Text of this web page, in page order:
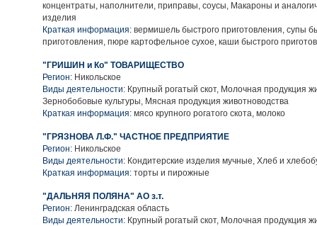
концентраты, наполнители, приправы, соусы, Макароны и
изделия
Краткая информация: вермишель быстрого приготовления, супы
приготовления, пюре картофельное сухое, каши быстрого
"ГРИШИН и Ко" ТОВАРИЩЕСТВО
Регион: Никольское
Виды деятельности: Крупный рогатый скот, Молочная продукция
Зернобобовые культуры, Мясная продукция животноводства
Краткая информация: мясо крупного рогатого скота, молоко
"ГРЯЗНОВА Л.Ф." ЧАСТНОЕ ПРЕДПРИЯТИЕ
Регион: Никольское
Виды деятельности: Кондитерские изделия мучные, Хлеб и
Краткая информация: торты и пирожные
"ДАЛЬНЯЯ ПОЛЯНА" АО з.т.
Регион: Ленинградская область
Виды деятельности: Крупный рогатый скот, Молочная продукция